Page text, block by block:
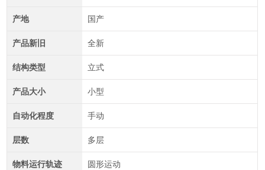
产地 国产
产品新旧 全新
结构类型 立式
产品大小 小型
自动化程度 手动
层数 多层
物料运行轨迹 圆形运动